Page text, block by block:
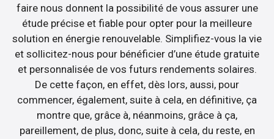
faire nous donnent la possibilité de vous assurer une
étude précise et fiable pour opter pour la meilleure
solution en énergie renouvelable. Simplifiez-vous la vie
et sollicitez-nous pour bénéficier d’une étude gratuite
et personnalisée de vos futurs rendements solaires.
De cette façon, en effet, dès lors, aussi, pour
commencer, également, suite à cela, en définitive, ça
montre que, grâce à, néanmoins, grâce à ça,
pareillement, de plus, donc, suite à cela, du reste, en